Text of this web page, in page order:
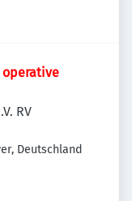
RV
Deutschland